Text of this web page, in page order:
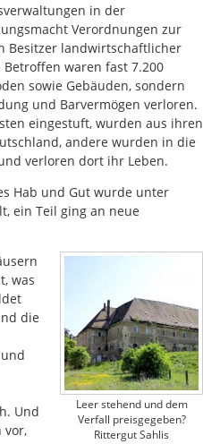
in der
Verordnungen zur
Besitzer landwirtschaftlicher
waren fast 7.200
sowie Gebäuden, sondern
und Barvermögen verloren.
eingestuft, wurden aus ihren
andere wurden in die
verloren dort ihr Leben.
Hab und Gut wurde unter
ein Teil ging an neue
Leer stehend und dem
Verfall preisgegeben?
Rittergut Sahlis
was
die
Und
vor,